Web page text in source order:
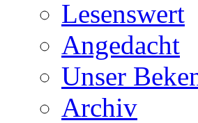
Lesenswert
Angedacht
Unser
Archiv